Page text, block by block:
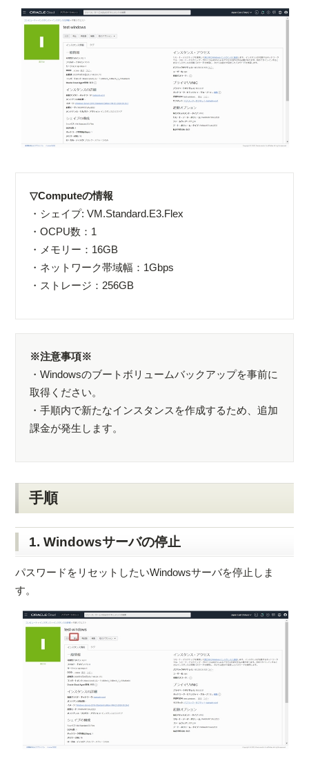
▽Computeの情報
・シェイプ: VM.Standard.E3.Flex
・OCPU数：1
・メモリー：16GB
・ネットワーク帯域幅：1Gbps
・ストレージ：256GB
※注意事項※
・Windowsのブートボリュームバックアップを事前に
取得ください。
・手順内で新たなインスタンスを作成するため、追加
課金が発生します。
手順
1. Windowsサーバの停止
パスワードをリセットしたいWindowsサーバを停止しま
す。